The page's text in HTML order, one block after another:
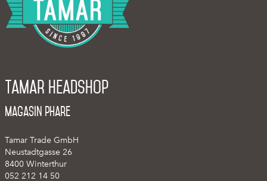
Tamar Headshop
Magasin phare
Tamar Trade GmbH
Neustadtgasse 26
8400 Winterthur
052 212 14 50